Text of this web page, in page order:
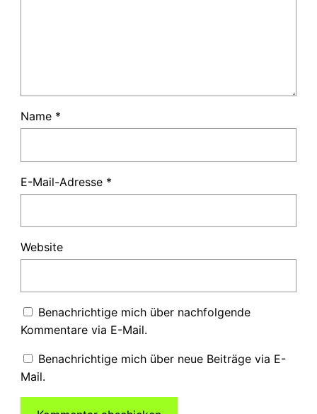
Name *
E-Mail-Adresse *
Website
Benachrichtige mich über nachfolgende
Kommentare via E-Mail.
Benachrichtige mich über neue Beiträge via E-
Mail.